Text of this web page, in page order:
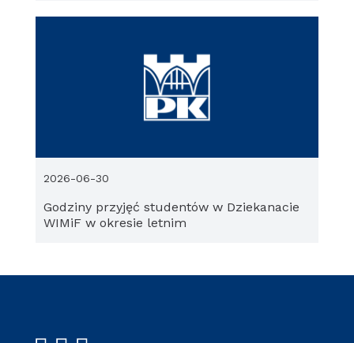
Godziny przyjęć studentów w Dziekanacie
WIMiF w okresie letnim
2026-06-30